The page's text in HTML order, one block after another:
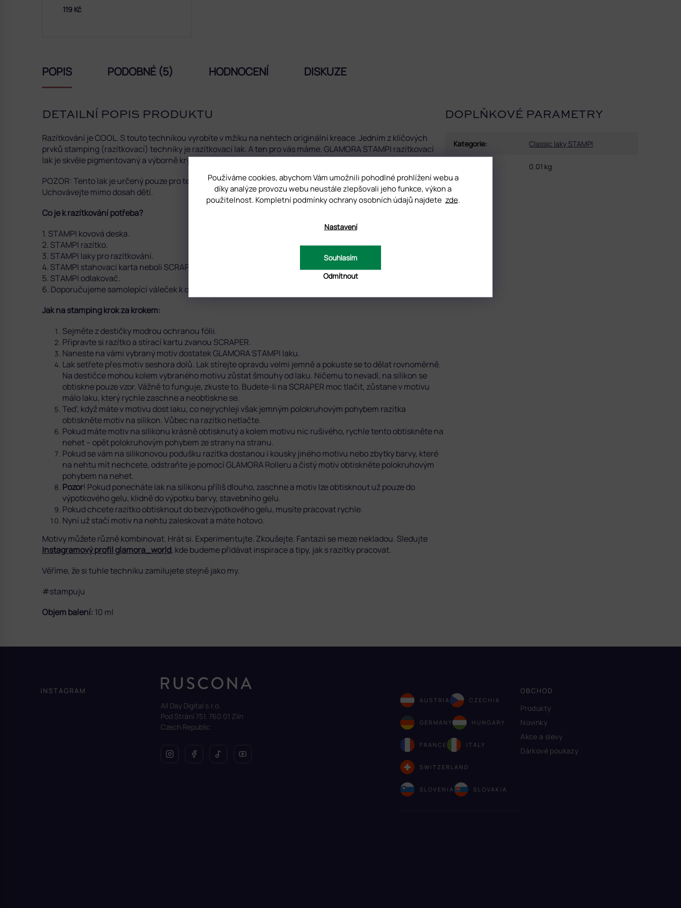
Používáme cookies, abychom Vám umožnili pohodlné prohlížení webu a
díky analýze provozu webu neustále zlepšovali jeho funkce, výkon a
použitelnost. Kompletní podmínky ochrany osobních údajů najdete zde.
Nastavení
Odmítnout
Souhlasím
119 Kč
POPIS PODOBNÉ (5) HODNOCENÍ DISKUZE
DETAILNÍ POPIS PRODUKTU
Razítkování je COOL. S touto technikou vyrobíte v mžiku na nehtech originální kreace. Jedním z klíčových
prvků stamping (razítkovací) techniky je razítkovací lak. A ten pro vás máme. GLAMORA STAMPI razítkovací
lak je skvěle pigmentovaný a výborně kryje. Je vhodný pro razítkování i na tmavé odstíny barev.
POZOR: Tento lak je určený pouze pro techniku razítkování. Neaplikujte jej na přírodní nehty.
Uchovávejte mimo dosah dětí.
Co je k razítkování potřeba?
1. STAMPI kovová deska.
2. STAMPI razítko.
3. STAMPI laky pro razítkování.
4. STAMPI stahovací karta neboli SCRAPER.
5. STAMPI odlakovač.
6. Doporučujeme samolepící váleček k očištění silikonového razítka. GLAMORA ROLLER.
Jak na stamping krok za krokem:
Sejměte z destičky modrou ochranou fólii.
Připravte si razítko a stírací kartu zvanou SCRAPER.
Naneste na vámi vybraný motiv dostatek GLAMORA STAMPI laku.
Lak setřete přes motiv seshora dolů. Lak stírejte opravdu velmi jemně a pokuste se to dělat rovnoměrně.
Na destičce mohou kolem vybraného motivu zůstat šmouhy od laku. Ničemu to nevadí, na silikon se
obtiskne pouze vzor. Vážně to funguje, zkuste to. Budete-li na SCRAPER moc tlačit, zůstane v motivu
málo laku, který rychle zaschne a neobtiskne se.
Teď, když máte v motivu dost laku, co nejrychleji však jemným polokruhovým pohybem razítka
obtiskněte motiv na silikon. Vůbec na razítko netlačte.
Pokud máte motiv na silikonu krásně obtisknutý a kolem motivu nic rušivého, rychle tento obtiskněte na
nehet – opět polokruhovým pohybem ze strany na stranu.
Pokud se vám na silikonovou podušku razítka dostanou i kousky jiného motivu nebo zbytky barvy, které
na nehtu mít nechcete, odstraňte je pomocí GLAMORA Rolleru a čistý motiv obtiskněte polokruhovým
pohybem na nehet.
Pozor! Pokud ponecháte lak na silikonu příliš dlouho, zaschne a motiv lze obtisknout už pouze do
výpotkového gelu, klidně do výpotku barvy, stavebního gelu.
Pokud chcete razítko obtisknout do bezvýpotkového gelu, musíte pracovat rychle.
Nyní už stačí motiv na nehtu zaleskovat a máte hotovo.
Motivy můžete různě kombinovat. Hrát si. Experimentujte. Zkoušejte. Fantazii se meze nekladou. Sledujte
Instagramový profil glamora_world, kde budeme přidávat inspirace a tipy, jak s razítky pracovat.
Věříme, že si tuhle techniku zamilujete stejně jako my.
#stampuju
Objem balení: 10 ml
DOPLŇKOVÉ PARAMETRY
Kategorie: Classic laky STAMPI
0.01 kg
t
INSTAGRAM
All Day Digital s.r.o.
Pod Strání 751, 760 01 Zlín
Czech Republic
AUSTRIA CZECHIA
GERMANY HUNGARY
FRANCE ITALY
SWITZERLAND
SLOVENIA SLOVAKIA
OBCHOD
Produkty
Novinky
Akce a slevy
Dárkové poukazy